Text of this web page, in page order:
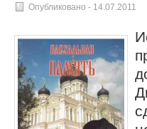
Опубликовано - 14.07.2011